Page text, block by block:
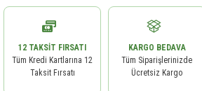
12 TAKSIT FIRSATI
Tüm Kredi Kartlarına 12
Taksit Fırsatı
KARGO BEDAVA
Tüm Siparişlerinizde
Ücretsiz Kargo